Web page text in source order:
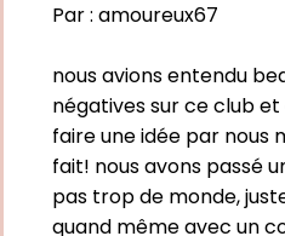
Par : amoureux67
nous avions entendu
négatives sur ce club
faire une idée par nous
fait! nous avons passé
pas trop de monde,
quand même avec un